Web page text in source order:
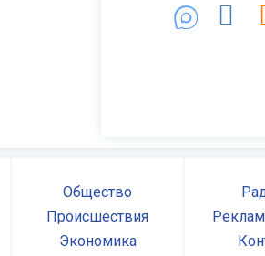
Общество
Происшествия
Экономика